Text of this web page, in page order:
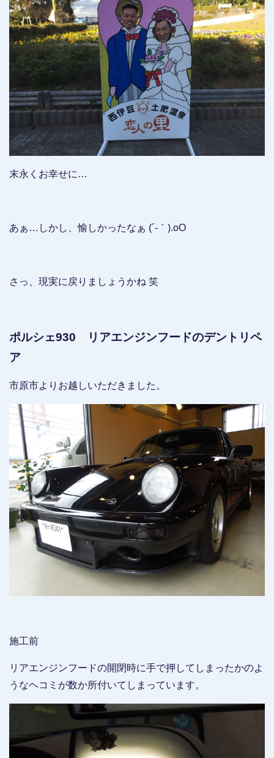
末永くお幸せに…
あぁ…しかし、愉しかったなぁ (´-｀).oO
さっ、現実に戻りましょうかね 笑
ポルシェ930 リアエンジンフードのデントリペ
ア
市原市よりお越しいただきました。
施工前
リアエンジンフードの開閉時に手で押してしまったかのよ
うなヘコミが数か所付いてしまっています。